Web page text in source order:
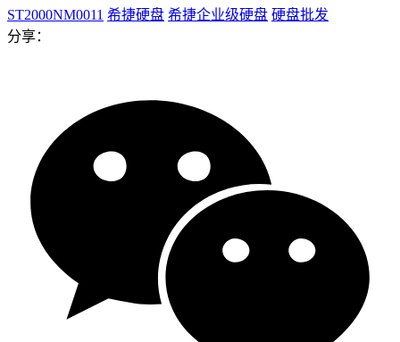
ST2000NM0011 希捷硬盘 希捷企业级硬盘 硬盘批发
分享：